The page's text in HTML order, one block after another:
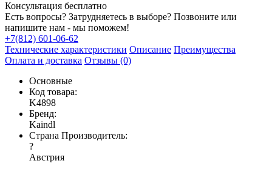
Консультация бесплатно
Есть вопросы? Затрудняетесь в выборе? Позвоните или
напишите нам - мы поможем!
+7(812) 601-06-62
Технические характеристики Описание Преимущества
Оплата и доставка Отзывы (0)
Основные
Код товара:
K4898
Бренд:
Kaindl
Страна Производитель:
?
Австрия